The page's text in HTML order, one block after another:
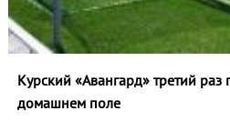
Курский «Авангард» третий
домашнем поле